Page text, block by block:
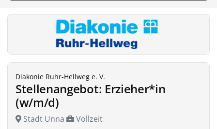
Diakonie Ruhr-Hellweg e. V.
Stellenangebot: Erzieher*in
(w/m/d)
Stadt Unna Vollzeit